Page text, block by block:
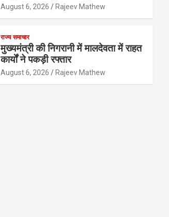
August 6, 2026 Rajeev Mathew
राज्य समाचार
मुख्यमंत्री की निगरानी में मालदेवता में राहत
कार्यों ने पकड़ी रफ्तार
August 6, 2026 Rajeev Mathew